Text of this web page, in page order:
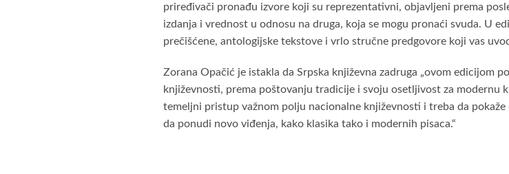
priređivači pronađu izvore koji su reprezentativni, objavljeni prema
izdanja i vrednost u odnosu na druga, koja se mogu pronaći svuda. U
prečišćene, antologijske tekstove i vrlo stručne predgovore koji vas
Zorana Opačić je istakla da Srpska književna zadruga „ovom edicijom
književnosti, prema poštovanju tradicije i svoju osetljivost za modernu
temeljni pristup važnom polju nacionalne književnosti i treba da
da ponudi novo viđenja, kako klasika tako i modernih pisaca.“